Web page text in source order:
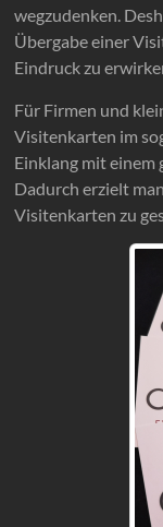
wegzudenken.
Übergabe einer
Eindruck zu
Für Firmen und
Visitenkarten im
Einklang mit
Dadurch erzielt
Visitenkarten zu